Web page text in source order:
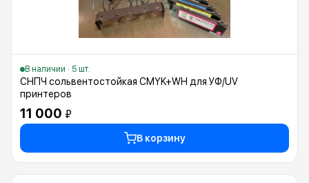
В наличии · 5 шт.
СНПЧ сольвентостойкая CMYK+WH для УФ/UV
принтеров
11 000 ₽
В корзину